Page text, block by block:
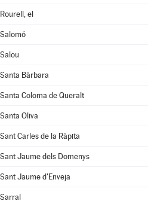
Rourell, el
Salomó
Salou
Santa Bàrbara
Santa Coloma de Queralt
Santa Oliva
Sant Carles de la Ràpita
Sant Jaume dels Domenys
Sant Jaume d'Enveja
Sarral